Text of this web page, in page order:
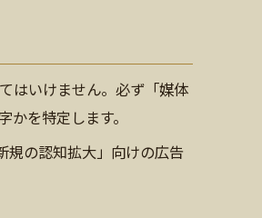
はいけません。必ず「媒体
を特定します。
規の認知拡大」向けの広告